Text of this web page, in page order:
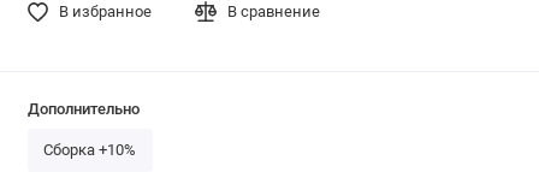
В избранное В сравнение
Дополнительно
Сборка +10%